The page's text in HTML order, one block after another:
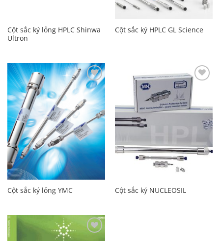
Cột sắc ký lỏng HPLC Shinwa
Ultron
Cột sắc ký HPLC GL Science
Add to
Wishlist
Cột sắc ký lỏng YMC
Add to
Wishlist
Cột sắc ký NUCLEOSIL